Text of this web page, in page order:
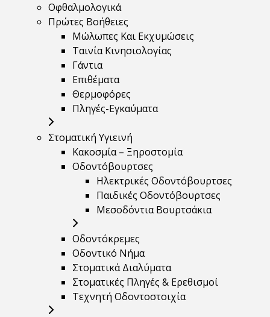
Οφθαλμολογικά
Πρώτες Βοήθειες
Μώλωπες Και Εκχυμώσεις
Ταινία Κινησιολογίας
Γάντια
Επιθέματα
Θερμοφόρες
Πληγές-Εγκαύματα
Στοματική Υγιεινή
Κακοσμία – Ξηροστομία
Οδοντόβουρτσες
Ηλεκτρικές Οδοντόβουρτσες
Παιδικές Οδοντόβουρτσες
Μεσοδόντια Βουρτσάκια
Οδοντόκρεμες
Οδοντικό Νήμα
Στοματικά Διαλύματα
Στοματικές Πληγές & Ερεθισμοί
Τεχνητή Οδοντοστοιχία